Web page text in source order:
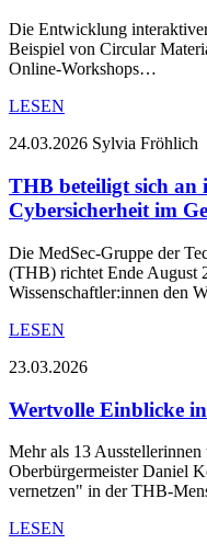
Die Entwicklung
Beispiel von Circular
Online-Workshops…
LESEN
24.03.2026 Sylvia Fröhlich
THB beteiligt sich
Cybersicherheit im
Die MedSec-Gruppe der
(THB) richtet Ende August
Wissenschaftler:innen den
LESEN
23.03.2026
Wertvolle Einblicke
Mehr als 13
Oberbürgermeister Daniel
vernetzen" in der THB-
LESEN